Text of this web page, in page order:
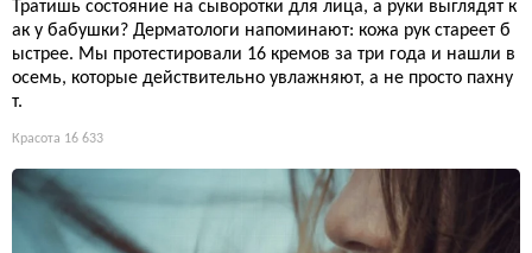
Тратишь состояние на сыворотки для лица, а руки выглядят к
ак у бабушки? Дерматологи напоминают: кожа рук стареет б
ыстрее. Мы протестировали 16 кремов за три года и нашли в
осемь, которые действительно увлажняют, а не просто пахну
т.
Красота 16 633